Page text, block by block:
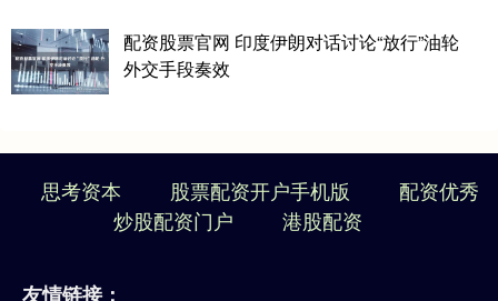
配资股票官网 印度伊朗对话讨论“放行”油轮
外交手段奏效
思考资本 股票配资开户手机版
配资优秀
炒股配资门户
港股配资
友情链接：